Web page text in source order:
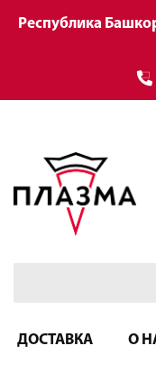
Республика
ДОСТАВКА О